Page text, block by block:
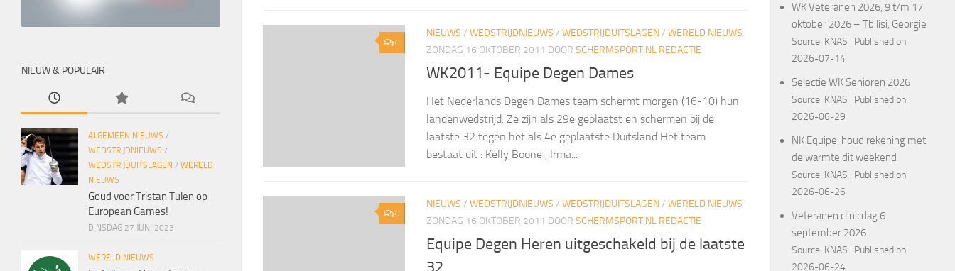
0
NIEUWS / WEDSTRIJDNIEUWS / WEDSTRIJDUITSLAGEN/ WERELD NIEUWS
ZONDAG 16 OKTOBER 2011 DOOR SCHERMSPORT.NL REDACTIE
WK2011- Equipe Degen Dames
Het Nederlands Degen Dames team schermt morgen (16-10) hun
landenwedstrijd. Ze zijn als 29e geplaatst en schermen bij de
laatste 32 tegen het als 4e geplaatste Duitsland Het team
bestaat uit : Kelly Boone , Irma...
0
NIEUWS / WEDSTRIJDNIEUWS / WEDSTRIJDUITSLAGEN/ WERELD NIEUWS
ZONDAG 16 OKTOBER 2011 DOOR SCHERMSPORT.NL REDACTIE
Equipe Degen Heren uitgeschakeld bij de laatste
NIEUW & POPULAIR
ALGEMEEN NIEUWS /
WEDSTRIJDNIEUWS /
WEDSTRIJDUITSLAGEN / WERELD
NIEUWS
Goud voor Tristan Tulen op
European Games!
DINSDAG 27 JUNI 2023
WERELD NIEUWS
WK Veteranen 2026, 9 t/m 17
oktober 2026 – Tbilisi, Georgië
Source: KNAS
Published on:
2026-07-14
Selectie WK Senioren 2026
Source: KNAS
Published on:
2026-06-29
NK Equipe: houd rekening met
de warmte dit weekend
Source: KNAS
Published on:
2026-06-26
Veteranen clinicdag 6
september 2026
Source: KNAS
Published on:
2026-06-24